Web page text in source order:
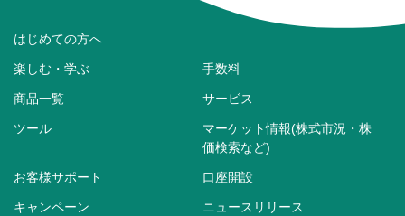
はじめての方へ
楽しむ・学ぶ 手数料
商品一覧 サービス
ツール
マーケット情報(株式市況・株
価検索など)
お客様サポート 口座開設
キャンペーン ニュースリリース